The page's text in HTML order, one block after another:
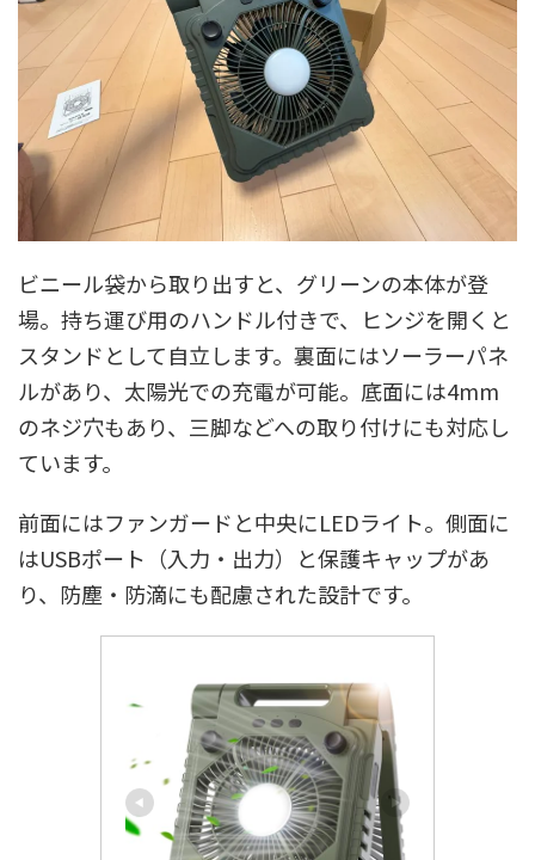
ビニール袋から取り出すと、グリーンの本体が登
場。持ち運び用のハンドル付きで、ヒンジを開くと
スタンドとして自立します。裏面にはソーラーパネ
ルがあり、太陽光での充電が可能。底面には4mm
のネジ穴もあり、三脚などへの取り付けにも対応し
ています。
前面にはファンガードと中央にLEDライト。側面に
はUSBポート（入力・出力）と保護キャップがあ
り、防塵・防滴にも配慮された設計です。